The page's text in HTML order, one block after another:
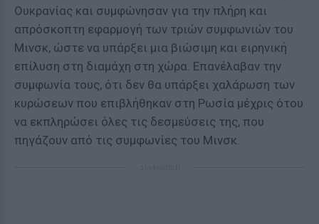
Ουκρανίας και συμφώνησαν για την πλήρη και
απρόσκοπτη εφαρμογή των τριών συμφωνιών του
Μινσκ, ώστε να υπάρξει μια βιώσιμη και ειρηνική
επίλυση στη διαμάχη στη χώρα. Επανέλαβαν την
συμφωνία τους, ότι δεν θα υπάρξει χαλάρωση των
κυρώσεων που επιβλήθηκαν στη Ρωσία μέχρις ότου
να εκπληρώσει όλες τις δεσμεύσεις της, που
πηγάζουν από τις συμφωνίες του Μινσκ.